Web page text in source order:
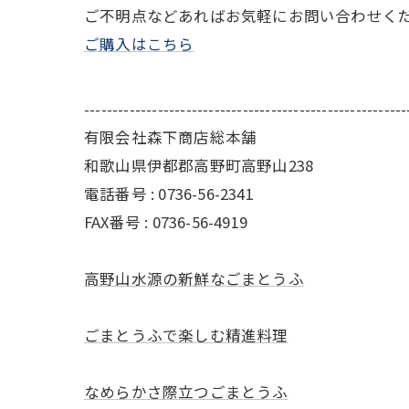
ご不明点などあればお気軽にお問い合わせく
ご購入はこちら
有限会社森下商店総本舗
和歌山県伊都郡高野町高野山238
電話番号 : 0736-56-2341
FAX番号 : 0736-56-4919
高野山水源の新鮮なごまとうふ
ごまとうふで楽しむ精進料理
なめらかさ際立つごまとうふ